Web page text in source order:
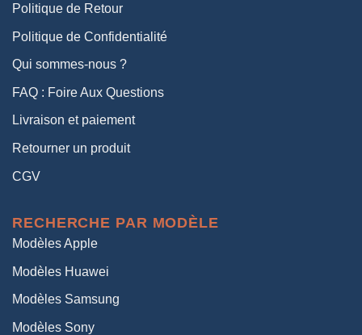
Politique de Retour
Politique de Confidentialité
Qui sommes-nous ?
FAQ : Foire Aux Questions
Livraison et paiement
Retourner un produit
CGV
RECHERCHE PAR MODÈLE
Modèles Apple
Modèles Huawei
Modèles Samsung
Modèles Sony